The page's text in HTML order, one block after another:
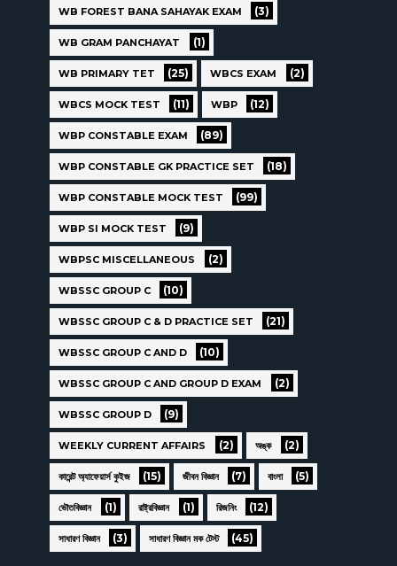
WB FOREST BANA SAHAYAK EXAM (3)
WB GRAM PANCHAYAT (1)
WB PRIMARY TET (25) WBCS EXAM (2)
WBCS MOCK TEST (11) WBP (12)
WBP CONSTABLE EXAM (89)
WBP CONSTABLE GK PRACTICE SET (18)
WBP CONSTABLE MOCK TEST (99)
WBP SI MOCK TEST (9)
WBPSC MISCELLANEOUS (2)
WBSSC GROUP C (10)
WBSSC GROUP C & D PRACTICE SET (21)
WBSSC GROUP C AND D (10)
WBSSC GROUP C AND GROUP D EXAM (2)
WBSSC GROUP D (9)
WEEKLY CURRENT AFFAIRS (2) অঙ্ক (2)
কারেন্ট অ্যাফেয়ার্স কুইজ (15) জীবন বিজ্ঞান (7) বাংলা (5)
ভৌতবিজ্ঞান (1) রাষ্ট্রবিজ্ঞান (1) রিজনিং (12)
সাধারণ বিজ্ঞান (3) সাধারণ বিজ্ঞান মক টেস্ট (45)